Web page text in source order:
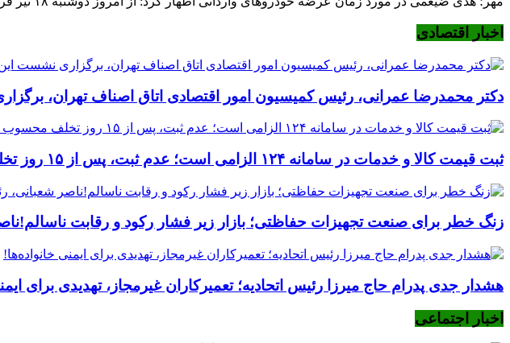
اخبار اقتصادی
دکتر محمدرضا عمرانی، رئیس کمیسیون امور اقتصادی اتاق اصناف تهران،
ثبت قیمت کالا و خدمات در سامانه ۱۲۴ الزامی است؛ عدم ثبت، پس از ۱۵ روز تخلف محسوب می‌شود
زنگ خطر برای صنعت تجهیزات حفاظتی؛ بازار زیر فشار رکود و رقابت
هشدار جدی پدرام حاج میرزا رئیس اتحادیه؛ تعمیرکاران غیرمجاز، تهدیدی برای
اخبار اجتماعی